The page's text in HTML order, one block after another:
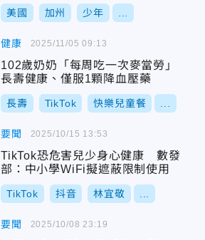
美國 加州 少年
健康
102歲奶奶「每周吃一次麥當勞」
長壽健康、僅服1顆降血壓藥
長壽 TikTok 快樂兒童餐
2025/11/05 09:13
要聞
TikTok恐危害兒少身心健康 數發
部：中小學WiFi擬遮蔽限制使用
TikTok 抖音 林宜敬
2025/10/15 13:53
要聞 2025/10/08 23:19